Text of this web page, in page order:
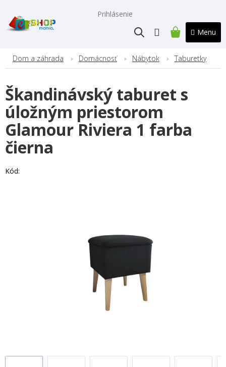
obsah
Prihlásenie
NÁKUPNÝ
Dom a záhrada Domácnosť Nábytok Taburetky
Škandinávský taburet s
úložným priestorom
Glamour Riviera 1 farba
čierna
Kód: